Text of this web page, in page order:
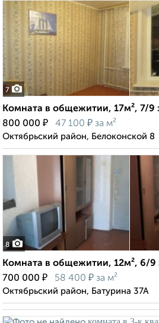
7
Комната в общежитии, 17м², 7/9
800 000 ₽ 47 100 ₽ за м²
Октябрьский район, Белоконской 8
8
Комната в общежитии, 12м², 6/9
700 000 ₽ 58 400 ₽ за м²
Октябрьский район, Батурина 37А